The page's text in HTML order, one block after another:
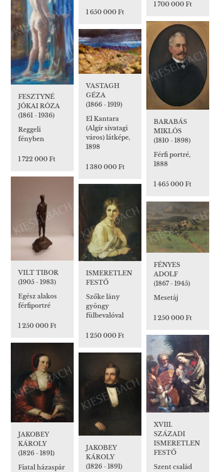
1 650 000 Ft
1 700 000 Ft
FESZTYNÉ
JÓKAI RÓZA
(1861 - 1936)
Reggeli
fényben
1 722 000 Ft
BARABÁS
MIKLÓS
(1810 - 1898)
Férfi portré,
1888
1 465 000 Ft
VASTAGH
GÉZA
(1866 - 1919)
El Kantara
(Algír sivatagi
város) látképe,
1898
1 380 000 Ft
VILT TIBOR
(1905 - 1983)
Egész alakos
férfiportré
1 250 000 Ft
ISMERETLEN
FESTŐ
Szőke lány
gyöngy
fülbevalóval
1 250 000 Ft
FÉNYES
ADOLF
(1867 - 1945)
Mesetáj
1 250 000 Ft
XVIII.
SZÁZADI
ISMERETLEN
FESTŐ
Szent család
JAKOBEY
KÁROLY
(1826 - 1891)
Fiatal házaspár
JAKOBEY
KÁROLY
(1826 - 1891)